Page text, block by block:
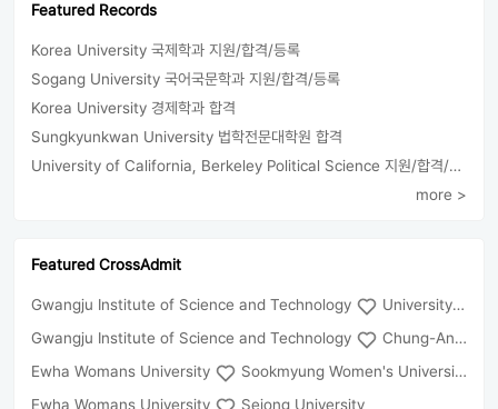
Featured Records
Korea University 국제학과 지원/합격/등록
Sogang University 국어국문학과 지원/합격/등록
Korea University 경제학과 합격
Sungkyunkwan University 법학전문대학원 합격
University of California, Berkeley Political Science 지원/합격/등록
more >
Featured CrossAdmit
Gwangju Institute of Science and Technology
University of Seoul
Gwangju Institute of Science and Technology
Chung-Ang University
Ewha Womans University
Sookmyung Women's University
Ewha Womans University
Sejong University